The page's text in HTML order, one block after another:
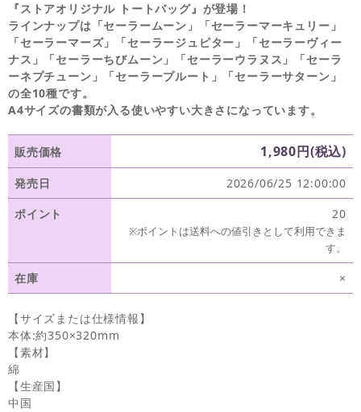
『ストアオリジナル トートバッグ』が登場！
ラインナップは「セーラームーン」「セーラーマーキュリー」
「セーラーマーズ」「セーラージュピター」「セーラーヴィー
ナス」「セーラーちびムーン」「セーラーウラヌス」「セーラ
ーネプチューン」「セーラープルート」「セーラーサターン」
の全10種です。
A4サイズの書類が入る使いやすい大きさになっています。
販売価格 1,980円(税込)
発売日
2026/06/25 12:00:00
ポイント
20
※ポイントは送料への値引きとして利用できま
す。
在庫 ×
【サイズまたは仕様情報】
本体:約350×320mm
【素材】
綿
【生産国】
中国